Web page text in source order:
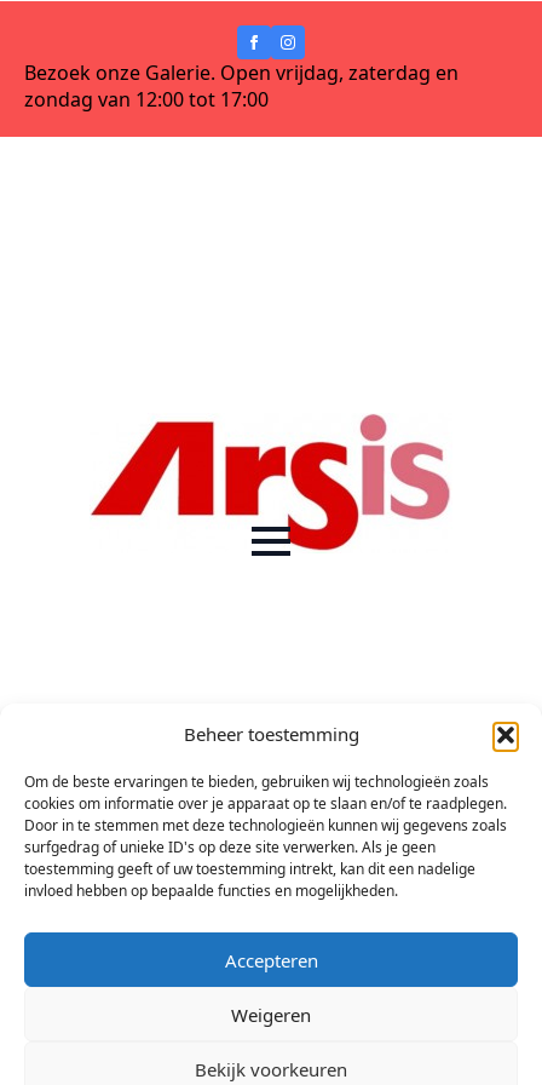
Beheer toestemming
Om de beste ervaringen te bieden, gebruiken wij technologieën zoals
cookies om informatie over je apparaat op te slaan en/of te raadplegen.
Door in te stemmen met deze technologieën kunnen wij gegevens zoals
surfgedrag of unieke ID's op deze site verwerken. Als je geen
toestemming geeft of uw toestemming intrekt, kan dit een nadelige
invloed hebben op bepaalde functies en mogelijkheden.
Accepteren
Weigeren
Bekijk voorkeuren
Bezoek onze Galerie. Open vrijdag, zaterdag en
zondag van 12:00 tot 17:00